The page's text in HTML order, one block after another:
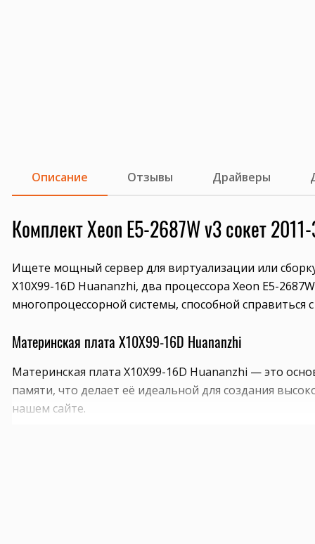
Описание Отзывы Драйверы
Комплект Xeon E5-2687W v3 сокет
Ищете мощный сервер для виртуализации или
X10X99-16D Huananzhi, два процессора Xeon E5-
многопроцессорной системы, способной
Материнская плата X10X99-16D Huananzhi
Материнская плата X10X99-16D Huananzhi — это
памяти, что делает её идеальной для создания
нашем сайте.